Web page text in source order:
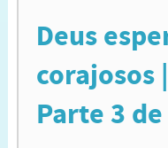
Deus
corajosos
Parte 3 de